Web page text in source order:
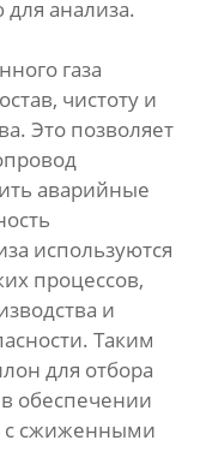
анализа.
газа
чистоту и
Это позволяет
аварийные
используются
процессов,
и
Таким
для отбора
обеспечении
с сжиженными